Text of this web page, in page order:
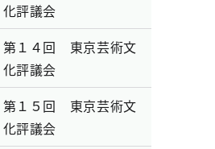
化評議会
第１４回 東京芸術文
化評議会
第１５回 東京芸術文
化評議会